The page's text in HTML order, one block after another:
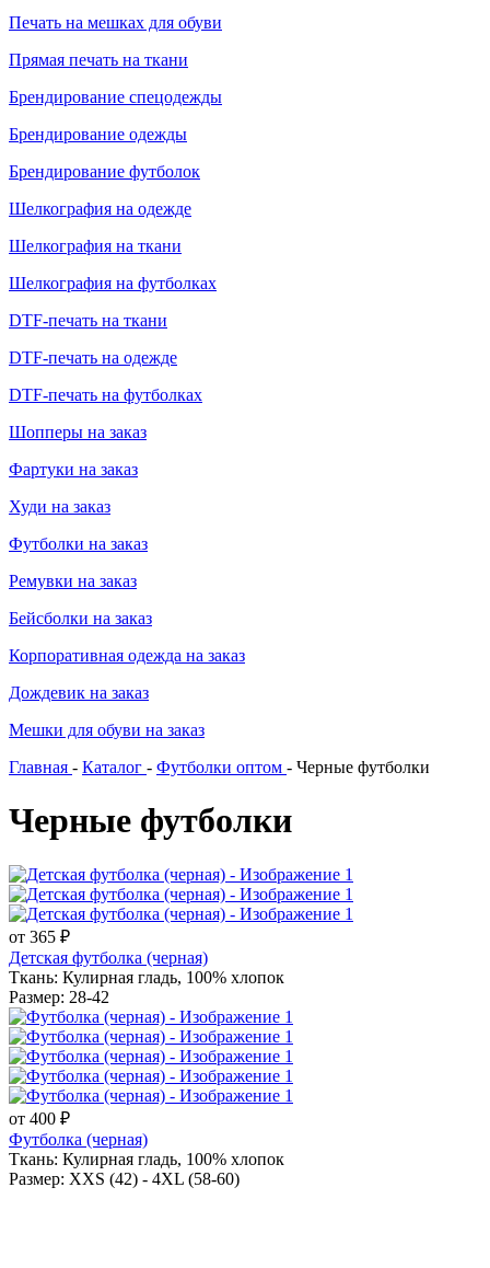
Печать на мешках для обуви
Прямая печать на ткани
Брендирование спецодежды
Брендирование одежды
Брендирование футболок
Шелкография на одежде
Шелкография на ткани
Шелкография на футболках
DTF-печать на ткани
DTF-печать на одежде
DTF-печать на футболках
Шопперы на заказ
Фартуки на заказ
Худи на заказ
Футболки на заказ
Ремувки на заказ
Бейсболки на заказ
Корпоративная одежда на заказ
Дождевик на заказ
Мешки для обуви на заказ
Главная - Каталог - Футболки оптом - Черные футболки
Черные футболки
от 365 ₽
Детская футболка (черная)
Ткань: Кулирная гладь, 100% хлопок
Размер: 28-42
от 400 ₽
Футболка (черная)
Ткань: Кулирная гладь, 100% хлопок
Размер: XXS (42) - 4XL (58-60)